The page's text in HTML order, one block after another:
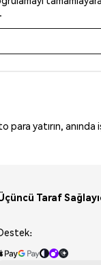
para yatırın,
Taraf